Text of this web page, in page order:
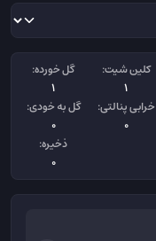
کلین شیت:
1
گل خورده:
1
خرابی پنالتی:
0
گل به خودی:
0
ذخیره:
0